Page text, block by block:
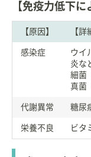
【免疫力低下に
【原因】 【詳
感染症
ウイ
炎な
細菌
真菌
代謝異常 糖尿
栄養不良 ビタ